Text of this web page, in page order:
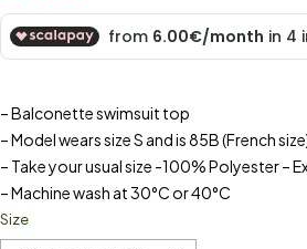
– Balconette swimsuit top
– Model wears size S and is 85B (French
– Take your usual size -100% Polyester –
– Machine wash at 30°C or 40°C
Size